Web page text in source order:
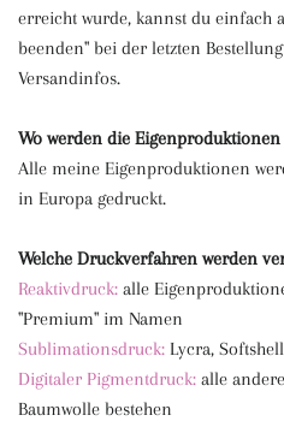
erreicht wurde, kannst du einfach
beenden" bei der letzten
Versandinfos.
Wo werden die Eigenproduktionen
Alle meine Eigenproduktionen
in Europa gedruckt.
Welche Druckverfahren werden
Reaktivdruck: alle
"Premium" im Namen
Sublimationsdruck: Lycra,
Digitaler Pigmentdruck: alle
Baumwolle bestehen